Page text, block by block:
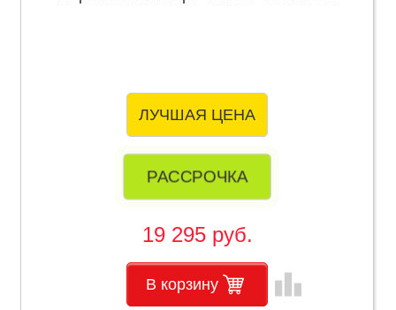
ЛУЧШАЯ ЦЕНА
РАССРОЧКА
19 295 руб.
В корзину leaderboard